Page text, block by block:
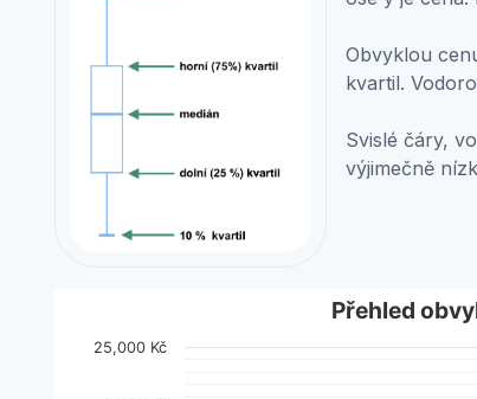
Obvyklou
kvartil.
Svislé čáry,
výjimečně
Přehled obvyklých cen
Boxplot with 2 data series. Box plot charts
Přehled
25,000 Kč